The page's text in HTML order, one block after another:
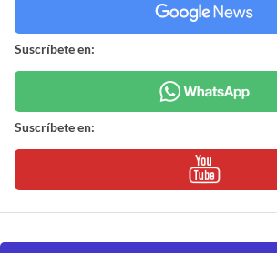
Suscríbete en:
Suscríbete en: